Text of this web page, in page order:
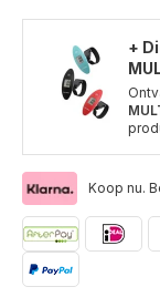
Voor
+
Koop nu.